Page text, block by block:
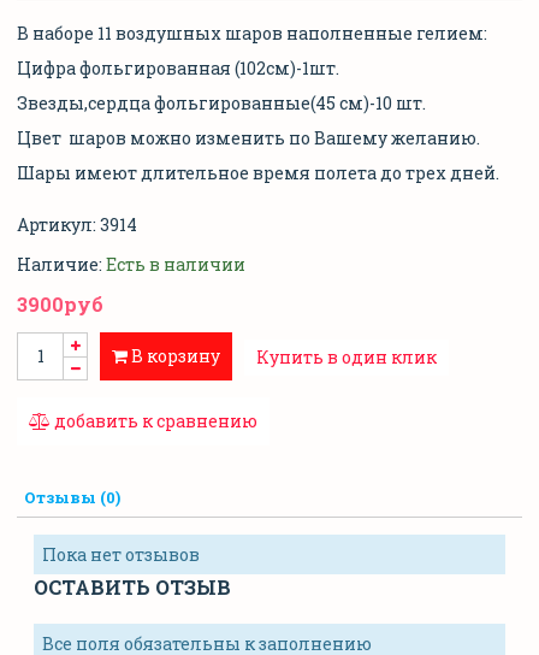
В наборе 11 воздушных шаров наполненные гелием:
Цифра фольгированная (102см)-1шт.
Звезды,сердца фольгированные(45 см)-10 шт.
Цвет шаров можно изменить по Вашему желанию.
Шары имеют длительное время полета до трех дней.
Артикул: 3914
Наличие: Есть в наличии
3900руб
В корзину Купить в один клик
добавить к сравнению
Отзывы (0)
Пока нет отзывов
ОСТАВИТЬ ОТЗЫВ
Все поля обязательны к заполнению